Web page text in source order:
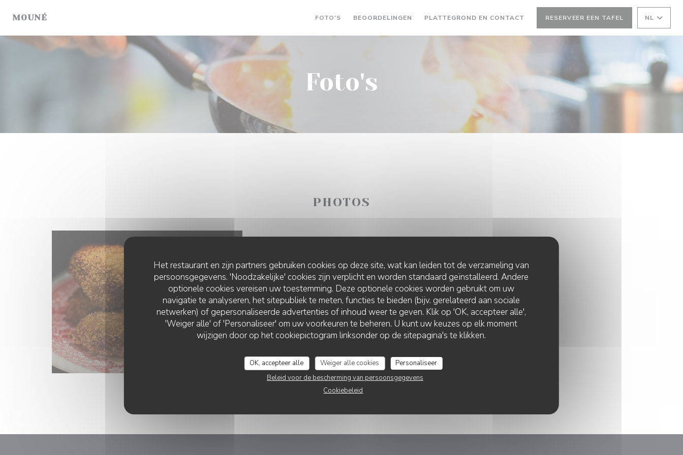
Het restaurant en zijn partners gebruiken cookies op deze site, wat kan leiden tot de verzameling van
persoonsgegevens. 'Noodzakelijke' cookies zijn verplicht en worden standaard geïnstalleerd. Andere
optionele cookies vereisen uw toestemming. Deze optionele cookies worden gebruikt om uw
navigatie te analyseren, het sitepubliek te meten, functies te bieden (bijv. gerelateerd aan sociale
netwerken) of gepersonaliseerde advertenties of inhoud weer te geven. Klik op 'OK, accepteer alle',
'Weiger alle' of 'Personaliseer' om uw voorkeuren te beheren. U kunt uw keuzes op elk moment
wijzigen door op het cookiepictogram linksonder op de sitepagina's te klikken.
OK, accepteer alle Weiger alle cookies
Personaliseer
Beleid voor de bescherming van persoonsgegevens
Cookiebeleid
MOUNÉ FOTO'S BEOORDELINGEN PLATTEGROND EN CONTACT RESERVEER EEN TAFEL NL
Foto's
PHOTOS
MOUNÉ